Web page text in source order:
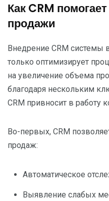
Как CRM
продажи
Внедрение CRM системы
только оптимизирует
на увеличение объема
благодаря нескольким
CRM привносит в работу
Во-первых, CRM
продаж:
Автоматическое
Выявление слабых